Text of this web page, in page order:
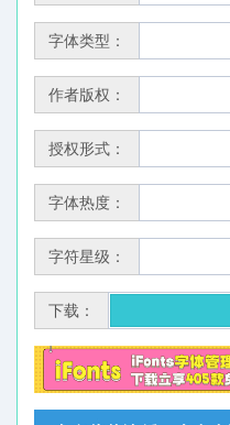
字体类型：
作者版权：
授权形式：
字体热度：
字符星级：
下载：